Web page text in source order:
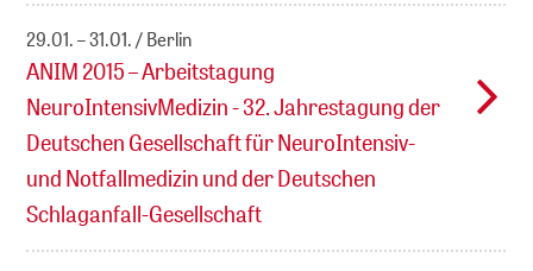
29.01. – 31.01. Berlin
ANIM 2015 – Arbeitstagung
NeuroIntensivMedizin - 32. Jahrestagung der
Deutschen Gesellschaft für NeuroIntensiv-
und Notfallmedizin und der Deutschen
Schlaganfall-Gesellschaft